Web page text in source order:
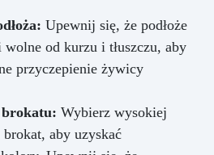
Upewnij się, że podłoże
wolne od kurzu i tłuszczu, aby
przyczepienie żywicy
Wybierz wysokiej
aby uzyskać